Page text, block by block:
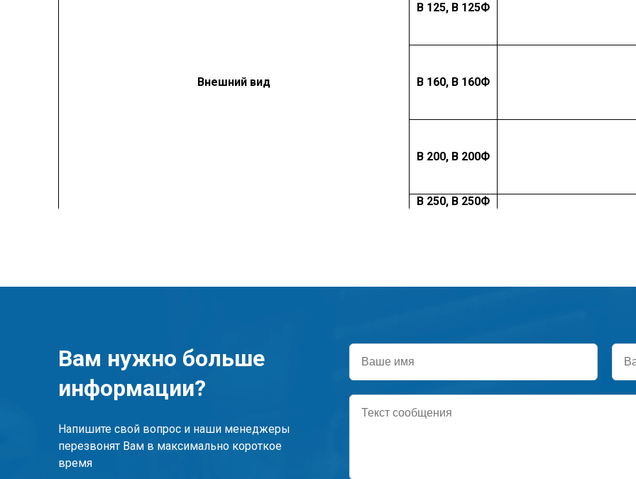
Внешний вид
В 125, В 125Ф
В 160, В 160Ф
В 200, В 200Ф
В 250, В 250Ф
Вам нужно больше
информации?
Напишите свой вопрос и наши менеджеры
перезвонят Вам в максимально короткое
время
Ваше
имя
Ваш
Текст
сообщения